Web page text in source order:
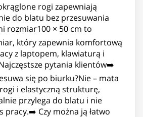
rogi zapewniają
do blatu bez przesuwania
rozmiar100 × 50 cm to
który zapewnia komfortową
z laptopem, klawiaturą i
Najczęstsze pytania klientów➡️
się po biurku?Nie – mata
i elastyczną strukturę,
przylega do blatu i nie
pracy.➡️ Czy można ją łatwo